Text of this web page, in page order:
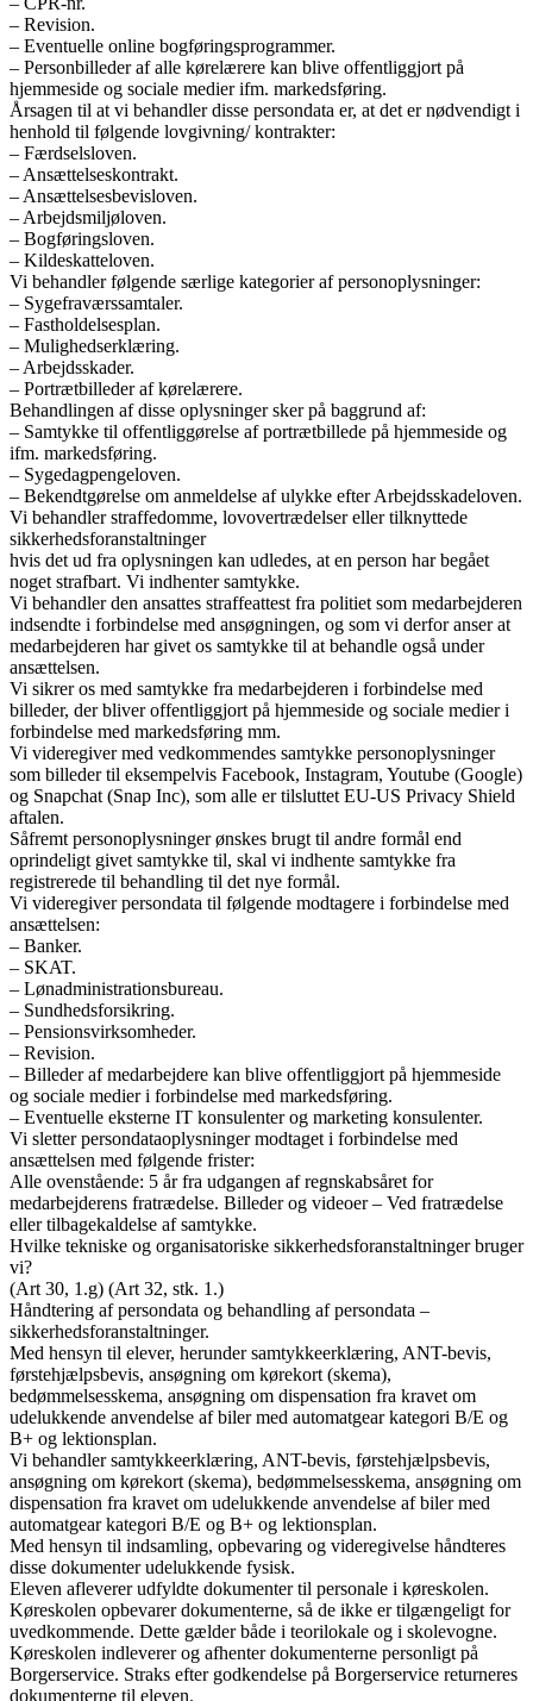
– Revision.
– Eventuelle online bogføringsprogrammer.
– Personbilleder af alle kørelærere kan blive offentliggjort på
hjemmeside og sociale medier ifm. markedsføring.
Årsagen til at vi behandler disse persondata er, at det er nødvendigt i
henhold til følgende lovgivning/ kontrakter:
– Færdselsloven.
– Ansættelseskontrakt.
– Ansættelsesbevisloven.
– Arbejdsmiljøloven.
– Bogføringsloven.
– Kildeskatteloven.
Vi behandler følgende særlige kategorier af personoplysninger:
– Sygefraværssamtaler.
– Fastholdelsesplan.
– Mulighedserklæring.
– Arbejdsskader.
– Portrætbilleder af kørelærere.
Behandlingen af disse oplysninger sker på baggrund af:
– Samtykke til offentliggørelse af portrætbillede på hjemmeside og
ifm. markedsføring.
– Sygedagpengeloven.
– Bekendtgørelse om anmeldelse af ulykke efter Arbejdsskadeloven.
Vi behandler straffedomme, lovovertrædelser eller tilknyttede
sikkerhedsforanstaltninger
hvis det ud fra oplysningen kan udledes, at en person har begået
noget strafbart. Vi indhenter samtykke.
Vi behandler den ansattes straffeattest fra politiet som medarbejderen
indsendte i forbindelse med ansøgningen, og som vi derfor anser at
medarbejderen har givet os samtykke til at behandle også under
ansættelsen.
Vi sikrer os med samtykke fra medarbejderen i forbindelse med
billeder, der bliver offentliggjort på hjemmeside og sociale medier i
forbindelse med markedsføring mm.
Vi videregiver med vedkommendes samtykke personoplysninger
som billeder til eksempelvis Facebook, Instagram, Youtube (Google)
og Snapchat (Snap Inc), som alle er tilsluttet EU-US Privacy Shield
aftalen.
Såfremt personoplysninger ønskes brugt til andre formål end
oprindeligt givet samtykke til, skal vi indhente samtykke fra
registrerede til behandling til det nye formål.
Vi videregiver persondata til følgende modtagere i forbindelse med
ansættelsen:
– Banker.
– SKAT.
– Lønadministrationsbureau.
– Sundhedsforsikring.
– Pensionsvirksomheder.
– Revision.
– Billeder af medarbejdere kan blive offentliggjort på hjemmeside
og sociale medier i forbindelse med markedsføring.
– Eventuelle eksterne IT konsulenter og marketing konsulenter.
Vi sletter persondataoplysninger modtaget i forbindelse med
ansættelsen med følgende frister:
Alle ovenstående: 5 år fra udgangen af regnskabsåret for
medarbejderens fratrædelse. Billeder og videoer – Ved fratrædelse
eller tilbagekaldelse af samtykke.
Hvilke tekniske og organisatoriske sikkerhedsforanstaltninger bruger
vi?
(Art 30, 1.g) (Art 32, stk. 1.)
Håndtering af persondata og behandling af persondata –
sikkerhedsforanstaltninger.
Med hensyn til elever, herunder samtykkeerklæring, ANT-bevis,
førstehjælpsbevis, ansøgning om kørekort (skema),
bedømmelsesskema, ansøgning om dispensation fra kravet om
udelukkende anvendelse af biler med automatgear kategori B/E og
B+ og lektionsplan.
Vi behandler samtykkeerklæring, ANT-bevis, førstehjælpsbevis,
ansøgning om kørekort (skema), bedømmelsesskema, ansøgning om
dispensation fra kravet om udelukkende anvendelse af biler med
automatgear kategori B/E og B+ og lektionsplan.
Med hensyn til indsamling, opbevaring og videregivelse håndteres
disse dokumenter udelukkende fysisk.
Eleven afleverer udfyldte dokumenter til personale i køreskolen.
Køreskolen opbevarer dokumenterne, så de ikke er tilgængeligt for
uvedkommende. Dette gælder både i teorilokale og i skolevogne.
Køreskolen indleverer og afhenter dokumenterne personligt på
Borgerservice. Straks efter godkendelse på Borgerservice returneres
dokumenterne til eleven.